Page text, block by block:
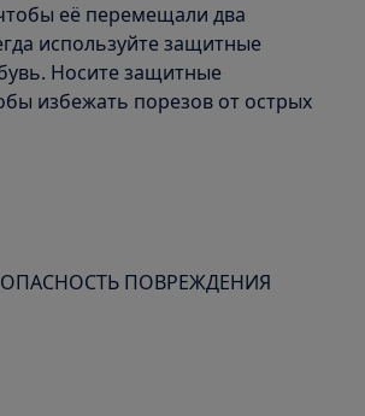
её перемещали два
используйте защитные
Носите защитные
избежать порезов от острых
ОПАСНОСТЬ ПОВРЕЖДЕНИЯ